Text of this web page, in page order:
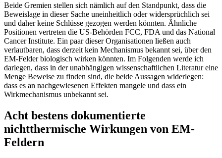
Beide Gremien stellen sich nämlich auf den Standpunkt, dass die
Beweislage in dieser Sache uneinheitlich oder widersprüchlich sei
und daher keine Schlüsse gezogen werden könnten. Ähnliche
Positionen vertreten die US-Behörden FCC, FDA und das National
Cancer Institute. Ein paar dieser Organisationen ließen auch
verlautbaren, dass derzeit kein Mechanismus bekannt sei, über den
EM-Felder biologisch wirken könnten. Im Folgenden werde ich
darlegen, dass in der unabhängigen wissenschaftlichen Literatur eine
Menge Beweise zu finden sind, die beide Aussagen widerlegen:
dass es an nachgewiesenen Effekten mangele und dass ein
Wirkmechanismus unbekannt sei.
Acht bestens dokumentierte
nichtthermische Wirkungen von EM-
Feldern